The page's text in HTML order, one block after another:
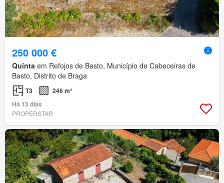
250 000 €
Quinta em Refojos de Basto, Município de Cabeceiras de
Basto, Distrito de Braga
T3
246 m²
Há 13 dias
PROPERSTAR